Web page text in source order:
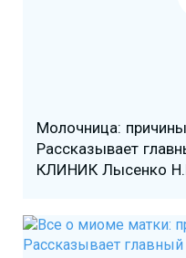
Молочница:
Рассказывает
КЛИНИК Лысенко